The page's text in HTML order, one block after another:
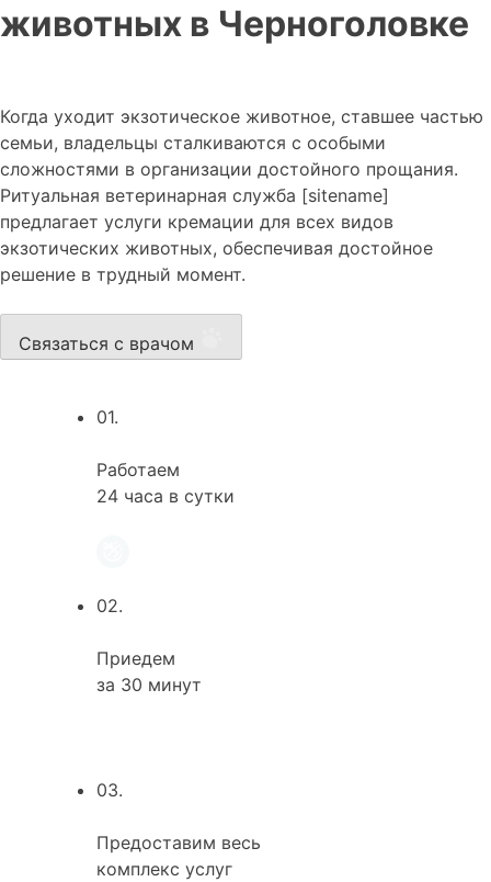
животных в Черноголовке
Когда уходит экзотическое животное, ставшее частью
семьи, владельцы сталкиваются с особыми
сложностями в организации достойного прощания.
Ритуальная ветеринарная служба [sitename]
предлагает услуги кремации для всех видов
экзотических животных, обеспечивая достойное
решение в трудный момент.
Связаться с врачом
01.
Работаем
24 часа в сутки
02.
Приедем
за 30 минут
03.
Предоставим весь
комплекс услуг